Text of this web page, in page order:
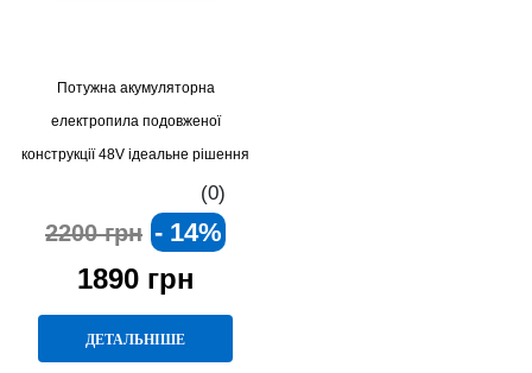
Потужна акумуляторна
електропила подовженої
конструкції 48V ідеальне рішення
для різання деревини та
будівельних робіт
(0)
2200 грн - 14%
1890 грн
ДЕТАЛЬНІШЕ